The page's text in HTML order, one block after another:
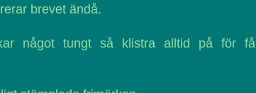
brevet ändå.
något tungt så klistra alltid på för få